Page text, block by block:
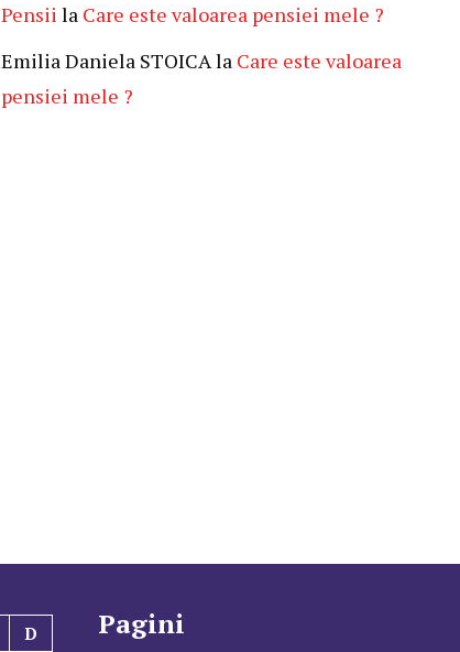
Pensii la Care este valoarea pensiei mele ?
Emilia Daniela STOICAla Care este valoarea
pensiei mele ?
D
Pagini